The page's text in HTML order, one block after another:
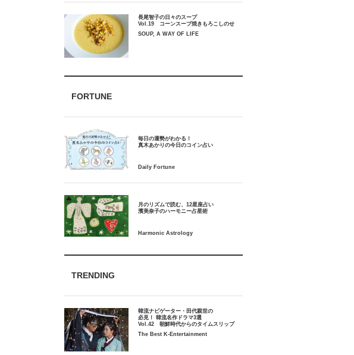
長尾智子の日々のスープ
Vol.19 コーンスープ焼きもろこしのせ
SOUP, A WAY OF LIFE
FORTUNE
毎日の運勢がわかる！
月のリズムで読む、12星座占い
TRENDING
韓流ナビゲーター・田代親世の
必見！ 韓流名作ドラマ3選
Vol.42 朝鮮時代からのタイムスリップ
The Best K-Entertainment